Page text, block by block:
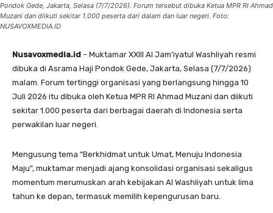
Pondok Gede, Jakarta, Selasa (7/7/2026). Forum tersebut dibuka Ketua MPR RI Ahmad
Muzani dan diikuti sekitar 1.000 peserta dari dalam dan luar negeri. Foto:
NUSAVOXMEDIA.ID
Nusavoxmedia.id – Muktamar XXIII Al Jam’iyatul Washliyah resmi
dibuka di Asrama Haji Pondok Gede, Jakarta, Selasa (7/7/2026)
malam. Forum tertinggi organisasi yang berlangsung hingga 10
Juli 2026 itu dibuka oleh Ketua MPR RI Ahmad Muzani dan diikuti
sekitar 1.000 peserta dari berbagai daerah di Indonesia serta
perwakilan luar negeri.
Mengusung tema “Berkhidmat untuk Umat, Menuju Indonesia
Maju”, muktamar menjadi ajang konsolidasi organisasi sekaligus
momentum merumuskan arah kebijakan Al Washliyah untuk lima
tahun ke depan, termasuk memilih kepengurusan baru.